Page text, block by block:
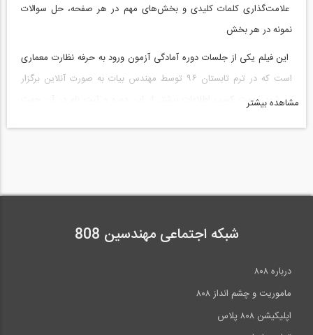
علامت‌گذاری کلمات کلیدی و بخش‌های مهم در هر صفحه، حل سوالات
نمونه در هر بخش
اين فیلم یکی از جلسات دوره آمادگی آزمون ورود به حرفه نظارت معماری
است که در ترم تابستان ۹۶ توسط مهندس بیات به صورت آنلاین برگزار
می‌شود، جهت کسب اطلاعات بیشتر از این دوره و ثبت نام در آن جهت
--------------
آموزش
طور مجزا می‌توانید از
بفرمایید.
مشاهده بیشتر
شبکه اجتماعی مهندسین 808
درباره ۸۰۸
ماموریت و چشم انداز ۸۰۸
اپلیکیشن ۸۰۸ پلاس